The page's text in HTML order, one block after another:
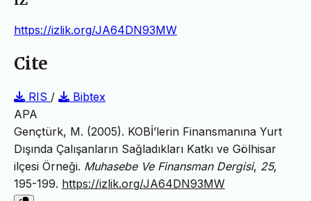
https://izlik.org/JA64DN93MW
Cite
RIS /
Bibtex
APA
Gençtürk, M. (2005). KOBİ’lerin Finansmanına Yurt
Dışında Çalışanların Sağladıkları Katkı ve Gölhisar
ilçesi Örneği. Muhasebe Ve Finansman Dergisi, 25,
195-199. https://izlik.org/JA64DN93MW